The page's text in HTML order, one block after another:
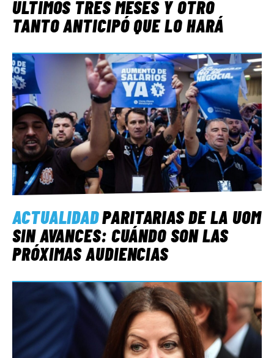
ÚLTIMOS TRES MESES Y OTRO
TANTO ANTICIPÓ QUE LO HARÁ
ACTUALIDADPARITARIAS DE LA UOM
SIN AVANCES: CUÁNDO SON LAS
PRÓXIMAS AUDIENCIAS